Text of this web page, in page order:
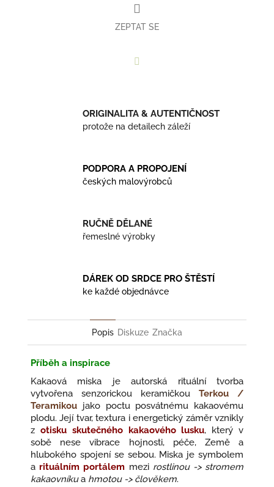
ZEPTAT SE
ORIGINALITA & AUTENTIČNOST
protože na detailech záleží
PODPORA A PROPOJENÍ
českých malovýrobců
RUČNĚ DĚLANÉ
řemeslné výrobky
DÁREK OD SRDCE PRO ŠTĚSTÍ
ke každé objednávce
Popis Diskuze Značka
Příběh a inspirace
Kakaová miska je autorská rituální tvorba
vytvořena senzorickou keramičkou Terkou /
Teramikou jako poctu posvátnému kakaovému
plodu. Její tvar, textura i energetický záměr vznikly
z otisku skutečného kakaového lusku, který v
sobě nese vibrace hojnosti, péče, Země a
hlubokého spojení se sebou. Miska je symbolem
a rituálním portálem mezi rostlinou -> stromem
kakaovníkua hmotou -> člověkem.